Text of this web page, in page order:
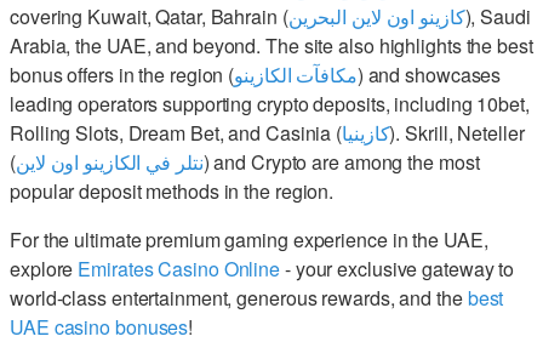
covering Kuwait, Qatar, Bahrain (كازينو اون لاين البحرين), Saudi
Arabia, the UAE, and beyond. The site also highlights the best
bonus offers in the region (مكافآت الكازينو) and showcases
leading operators supporting crypto deposits, including 10bet,
Rolling Slots, Dream Bet, and Casinia (كازينيا). Skrill, Neteller
(نتلر في الكازينو اون لاين) and Crypto are among the most
popular deposit methods in the region.
For the ultimate premium gaming experience in the UAE,
explore Emirates Casino Online- your exclusive gateway to
world-class entertainment, generous rewards, and thebest
UAE casino bonuses!